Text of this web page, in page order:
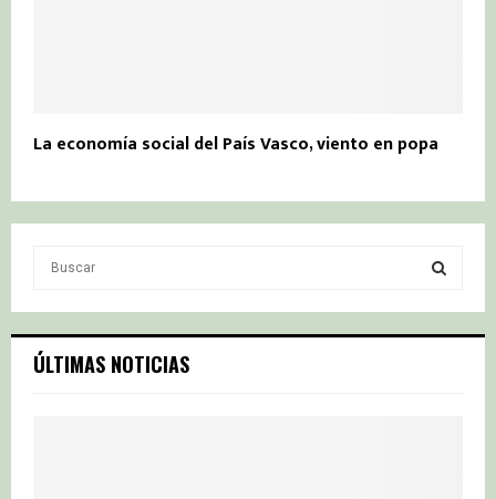
La economía social del País Vasco, viento en popa
c
h
S
ÚLTIMAS NOTICIAS